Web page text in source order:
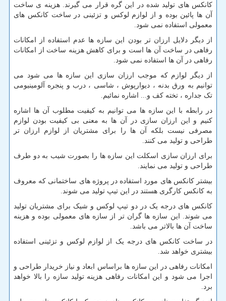
کانکس های تولید شده در این گره قرار می گیرند. هزینه ی ساخت
آن ها پائین بوده و از لوازم لوکس و تزئینی در ساخت کانکس های
معمولی استفاده نمی شود.
از دیگر دلایل ارزان تر بودن این سازه ها عدم استفاده از امکانات
رفاهی در ساخت آن ها است و برای کاهش هزینه ساخت از امکانات
رفاهی در آن ها استفاده نمی شود.
از دیگر لوازم که موجب ارزان سازی این سازه ها می شود می
توانیم به ورق بدنه ، دیوارپوش ، شاسی ، درب و پنجره آلومینیومی
تک جداره ، تخته کف و... اشاره نمائیم.
در رابطه با این سازه ها می توانیم به کیفیت مطلوب آن ها اشاره
کنیم و این ارزان سازی در آن ها به معنی بی کیفیت بودن لوازم
مصرفی نیست بلکه آن ها را برای مشتریان از لوازم ارزان تر
طراحی و تولید می کنند.
برای ارزان سازی اسکلت این سازه ها را بصورت شیب به دو طرف
طراحی و تولید می نمایند.
بیشتر کانکس های مورد استفاده در پروژه های ساختمانی که معروف
به کانکس کارگری هستند در این تیپ تولید می شوند.
کانکس های درجه یک در دو تیپ لوکس و شیک برای مشتریان تولید
می شوند. این سازه ها گران تر از سازه های معمولی بوده و هزینه
ساخت آن ها بالاتر می باشد.
در ساخت کانکس های درجه یک از لوازم لوکس و تزئینی استفاده
بیشتری خواهد شد.
امکانات رفاهی در این سازه ها براساس ابعاد و نیاز خریدار طراحی و
اجرا می شود و این امکانات رفاهی هزینه تولید سازه را بالا خواهد
برد.